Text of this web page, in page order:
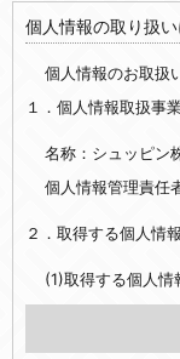
個人情報の取り扱
個人情報のお取扱
１．個人情報取扱事
名称：シュッピン
個人情報管理責任
２．取得する個人情
(1)取得する個人情